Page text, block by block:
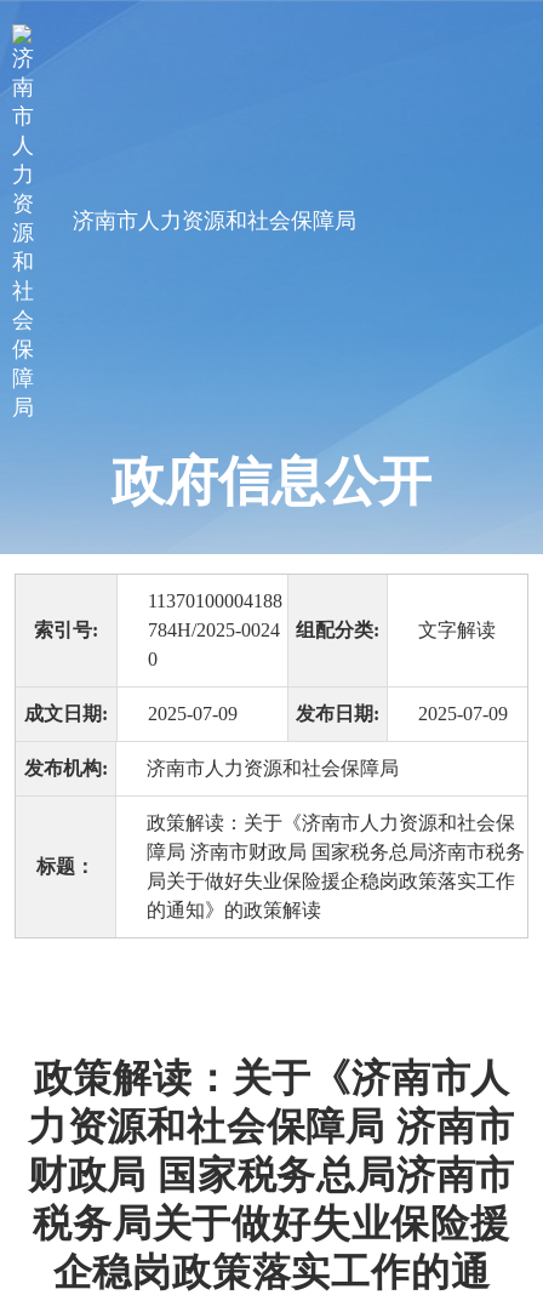
济南市人力资源和社会保障局
政府信息公开
索引号:
11370100004188
784H/2025-0024
0
组配分类: 文字解读
成文日期: 2025-07-09 发布日期: 2025-07-09
发布机构: 济南市人力资源和社会保障局
标题：
政策解读：关于《济南市人力资源和社会保
障局 济南市财政局 国家税务总局济南市税务
局关于做好失业保险援企稳岗政策落实工作
的通知》的政策解读
政策解读：关于《济南市人
力资源和社会保障局 济南市
财政局 国家税务总局济南市
税务局关于做好失业保险援
企稳岗政策落实工作的通